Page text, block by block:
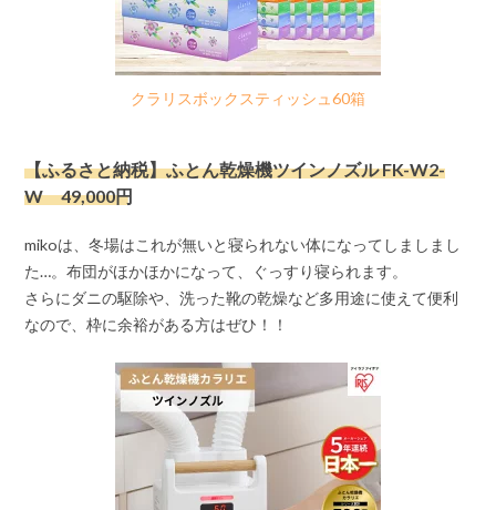
クラリスボックスティッシュ60箱
【ふるさと納税】ふとん乾燥機ツインノズル FK-W2-
W 49,000円
mikoは、冬場はこれが無いと寝られない体になってしましまし
た…。布団がほかほかになって、ぐっすり寝られます。
さらにダニの駆除や、洗った靴の乾燥など多用途に使えて便利
なので、枠に余裕がある方はぜひ！！